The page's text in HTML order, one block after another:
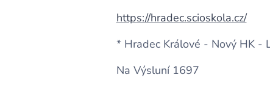
https://hradec.scioskola.cz/
* Hradec Králové - Nový HK -
Na Výsluní 1697